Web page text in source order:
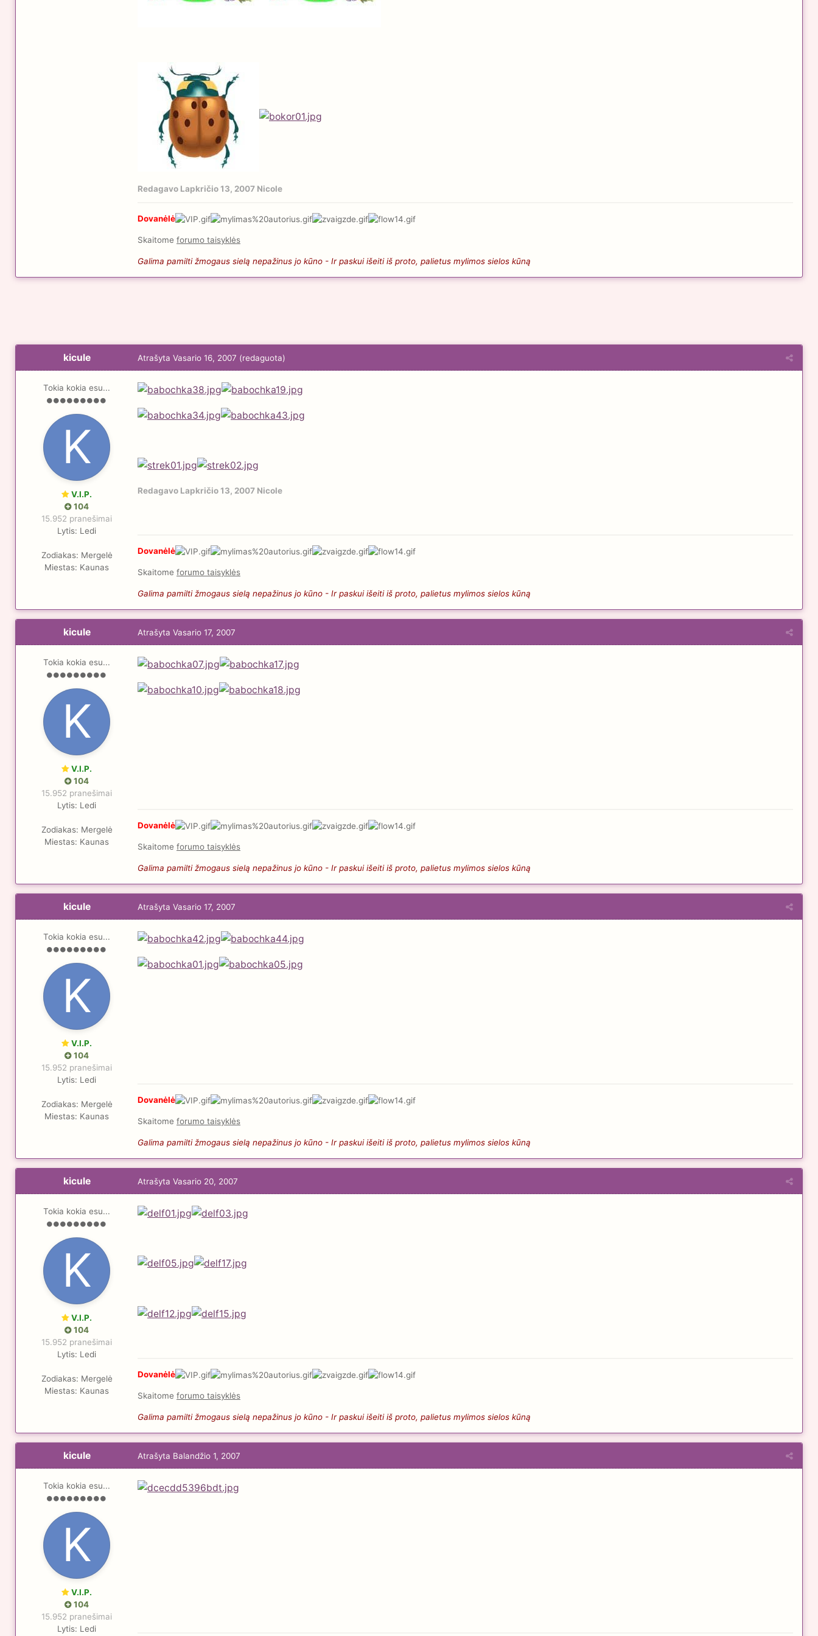
Redagavo Lapkričio 13, 2007 Nicole
Dovanėlė
Skaitome forumo taisyklės
Galima pamilti žmogaus sielą nepažinus jo kūno - Ir paskui išeiti iš proto, palietus mylimos sielos kūną
kicule
Tokia kokia esu...
V.I.P.
104
15.952 pranešimai
Lytis: Ledi
Zodiakas: Mergelė
Miestas: Kaunas
Atrašyta Vasario 16, 2007 (redaguota)
Redagavo Lapkričio 13, 2007 Nicole
Dovanėlė
Skaitome forumo taisyklės
Galima pamilti žmogaus sielą nepažinus jo kūno - Ir paskui išeiti iš proto, palietus mylimos sielos kūną
kicule
Tokia kokia esu...
V.I.P.
104
15.952 pranešimai
Lytis: Ledi
Zodiakas: Mergelė
Miestas: Kaunas
Atrašyta Vasario 17, 2007
Dovanėlė
Skaitome forumo taisyklės
Galima pamilti žmogaus sielą nepažinus jo kūno - Ir paskui išeiti iš proto, palietus mylimos sielos kūną
kicule
Tokia kokia esu...
V.I.P.
104
15.952 pranešimai
Lytis: Ledi
Zodiakas: Mergelė
Miestas: Kaunas
Atrašyta Vasario 17, 2007
Dovanėlė
Skaitome forumo taisyklės
Galima pamilti žmogaus sielą nepažinus jo kūno - Ir paskui išeiti iš proto, palietus mylimos sielos kūną
kicule
Tokia kokia esu...
V.I.P.
104
15.952 pranešimai
Lytis: Ledi
Zodiakas: Mergelė
Miestas: Kaunas
Atrašyta Vasario 20, 2007
Dovanėlė
Skaitome forumo taisyklės
Galima pamilti žmogaus sielą nepažinus jo kūno - Ir paskui išeiti iš proto, palietus mylimos sielos kūną
kicule
Tokia kokia esu...
V.I.P.
104
15.952 pranešimai
Lytis: Ledi
Atrašyta Balandžio 1, 2007